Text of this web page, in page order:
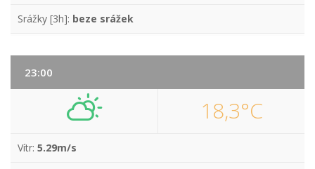
Srážky [3h]: beze srážek
23:00
18,3°C
Vítr: 5.29m/s